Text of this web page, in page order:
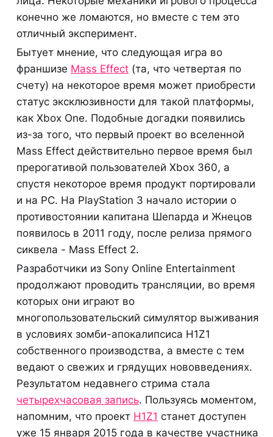
конечно же ломаются, но вместе с тем это
отличный эксперимент.
Бытует мнение, что следующая игра во
франшизе Mass Effect (та, что четвертая по
счету) на некоторое время может приобрести
статус эксклюзивности для такой платформы,
как Xbox One. Подобные догадки появились
из-за того, что первый проект во вселенной
Mass Effect действительно первое время был
прерогативой пользователей Xbox 360, а
спустя некоторое время продукт портировали
и на PC. На PlayStation 3 начало истории о
противостоянии капитана Шепарда и Жнецов
появилось в 2011 году, после релиза прямого
сиквела - Mass Effect 2.
Разработчики из Sony Online Entertainment
продолжают проводить трансляции, во время
которых они играют во
многопользовательский симулятор выживания
в условиях зомби-апокалипсиса H1Z1
собственного производства, а вместе с тем
ведают о свежих и грядущих нововведениях.
Результатом недавнего стрима стала
четырехчасовая запись. Пользуясь моментом,
напомним, что проект H1Z1 станет доступен
уже 15 января 2015 года в качестве участника